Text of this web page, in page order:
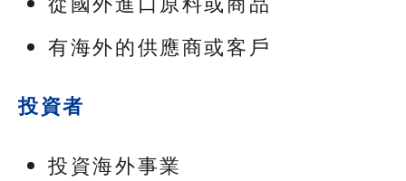
有海外的供應商或客戶
投資者
投資海外事業